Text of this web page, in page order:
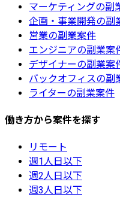
マーケティングの副
企画・事業開発の副
営業の副業案件
エンジニアの副業案
デザイナーの副業案
バックオフィスの副
ライターの副業案件
働き方から案件を探す
リモート
週1人日以下
週2人日以下
週3人日以下